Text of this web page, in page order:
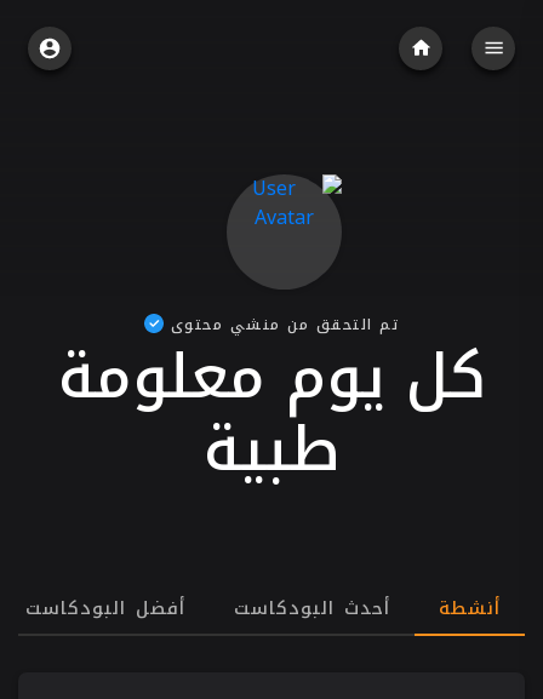
تم التحقق من منشي محتوى
كل يوم معلومة
طبية
أنشطة أحدث البودكاست أفضل البودكاست